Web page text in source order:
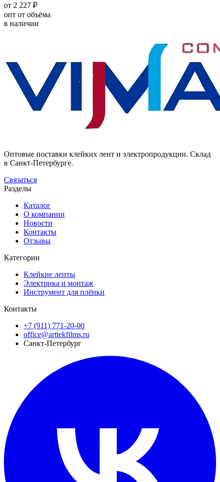
от 2 227 ₽
опт от объёма
в наличии
Оптовые поставки клейких лент и электропродукции. Склад
в Санкт-Петербурге.
Связаться
Разделы
Каталог
О компании
Новости
Контакты
Отзывы
Категории
Клейкие ленты
Электрика и монтаж
Инструмент для плёнки
Контакты
+7 (911) 771-20-00
office@arttekfilms.ru
Санкт-Петербург